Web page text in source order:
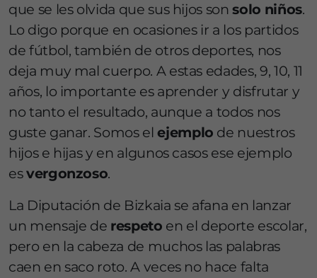
que se les olvida que sus hijos sonsolo niños.
Lo digo porque en ocasiones ir a los partidos
de fútbol, también de otros deportes, nos
deja muy mal cuerpo. A estas edades, 9, 10, 11
años, lo importante es aprender y disfrutar y
no tanto el resultado, aunque a todos nos
guste ganar. Somos elejemplo de nuestros
hijos e hijas y en algunos casos ese ejemplo
esvergonzoso.
La Diputación de Bizkaia se afana en lanzar
un mensaje de respeto en el deporte escolar,
pero en la cabeza de muchos las palabras
caen en saco roto. A veces no hace falta